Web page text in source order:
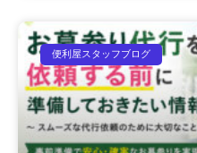
便利屋スタッフブログ